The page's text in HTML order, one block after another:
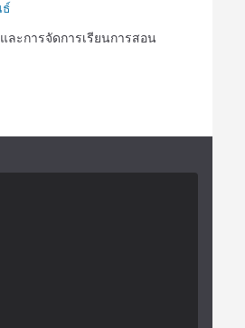
ธ์
ละการจัดการเรียนการสอน